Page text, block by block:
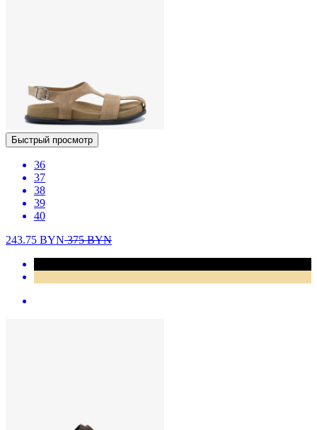
Быстрый просмотр
36
37
38
39
40
243.75 BYN375BYN